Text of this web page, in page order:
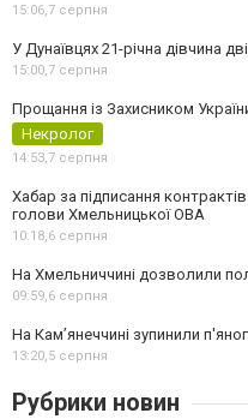
15:06,7 серпня
У Дунаївцях 21-річна дівчина
15:00,7 серпня
Прощання із Захисником
Некролог
14:53,7 серпня
Хабар за підписання
голови Хмельницької ОВА
10:18,6 серпня
На Хмельниччині дозволили
09:59,6 серпня
На Камʼянеччині зупинили
13:20,5 серпня
Рубрики новин